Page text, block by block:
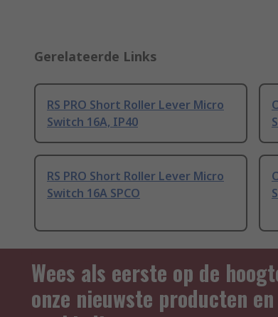
Gerelateerde Links
RS PRO Short Roller Lever Micro
Switch 16A, IP40
RS PRO Short Roller Lever Micro
Switch 16A SPCO
Wees als eerste op de
onze nieuwste producten en